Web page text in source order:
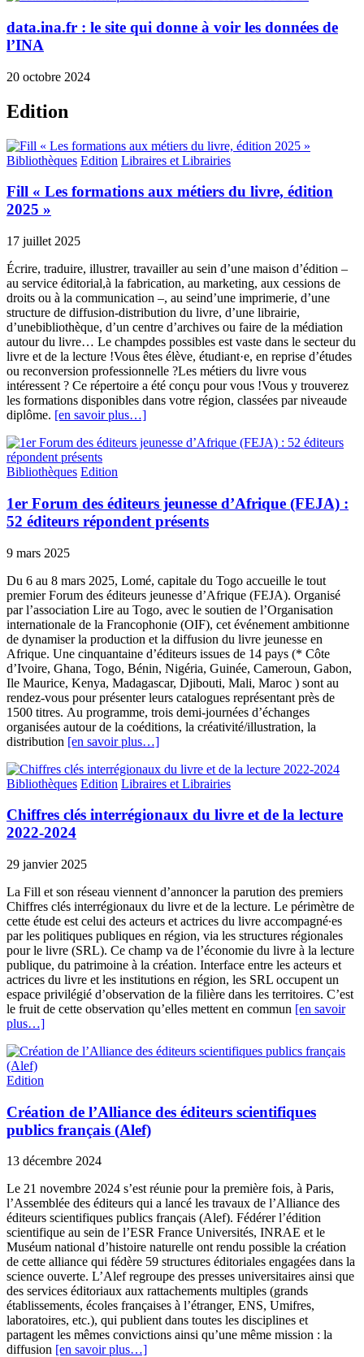
data.ina.fr : le site qui donne à voir les données de
l’INA
20 octobre 2024
Edition
Bibliothèques Edition Libraires et Librairies
Fill « Les formations aux métiers du livre, édition
2025 »
17 juillet 2025
Écrire, traduire, illustrer, travailler au sein d’une maison d’édition –
au service éditorial,à la fabrication, au marketing, aux cessions de
droits ou à la communication –, au seind’une imprimerie, d’une
structure de diffusion-distribution du livre, d’une librairie,
d’unebibliothèque, d’un centre d’archives ou faire de la médiation
autour du livre… Le champdes possibles est vaste dans le secteur du
livre et de la lecture !Vous êtes élève, étudiant·e, en reprise d’études
ou reconversion professionnelle ?Les métiers du livre vous
intéressent ? Ce répertoire a été conçu pour vous !Vous y trouverez
les formations disponibles dans votre région, classées par niveaude
diplôme. [en savoir plus…]
Bibliothèques Edition
1er Forum des éditeurs jeunesse d’Afrique (FEJA) :
52 éditeurs répondent présents
9 mars 2025
Du 6 au 8 mars 2025, Lomé, capitale du Togo accueille le tout
premier Forum des éditeurs jeunesse d’Afrique (FEJA). Organisé
par l’association Lire au Togo, avec le soutien de l’Organisation
internationale de la Francophonie (OIF), cet événement ambitionne
de dynamiser la production et la diffusion du livre jeunesse en
Afrique. Une cinquantaine d’éditeurs issues de 14 pays (* Côte
d’Ivoire, Ghana, Togo, Bénin, Nigéria, Guinée, Cameroun, Gabon,
Ile Maurice, Kenya, Madagascar, Djibouti, Mali, Maroc ) sont au
rendez-vous pour présenter leurs catalogues représentant près de
1500 titres. Au programme, trois demi-journées d’échanges
organisées autour de la coéditions, la créativité/illustration, la
distribution [en savoir plus…]
Bibliothèques Edition Libraires et Librairies
Chiffres clés interrégionaux du livre et de la lecture
2022-2024
29 janvier 2025
La Fill et son réseau viennent d’annoncer la parution des premiers
Chiffres clés interrégionaux du livre et de la lecture. Le périmètre de
cette étude est celui des acteurs et actrices du livre accompagné∙es
par les politiques publiques en région, via les structures régionales
pour le livre (SRL). Ce champ va de l’économie du livre à la lecture
publique, du patrimoine à la création. Interface entre les acteurs et
actrices du livre et les institutions en région, les SRL occupent un
espace privilégié d’observation de la filière dans les territoires. C’est
le fruit de cette observation qu’elles mettent en commun [en savoir
plus…]
Edition
Création de l’Alliance des éditeurs scientifiques
publics français (Alef)
13 décembre 2024
Le 21 novembre 2024 s’est réunie pour la première fois, à Paris,
l’Assemblée des éditeurs qui a lancé les travaux de l’Alliance des
éditeurs scientifiques publics français (Alef). Fédérer l’édition
scientifique au sein de l’ESR France Universités, INRAE et le
Muséum national d’histoire naturelle ont rendu possible la création
de cette alliance qui fédère 59 structures éditoriales engagées dans la
science ouverte. L’Alef regroupe des presses universitaires ainsi que
des services éditoriaux aux rattachements multiples (grands
établissements, écoles françaises à l’étranger, ENS, Umifres,
laboratoires, etc.), qui publient dans toutes les disciplines et
partagent les mêmes convictions ainsi qu’une même mission : la
diffusion [en savoir plus…]